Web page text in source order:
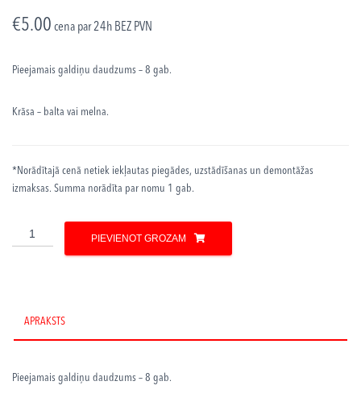
€5.00 cena par 24h BEZ PVN
Pieejamais galdiņu daudzums – 8 gab.
Krāsa – balta vai melna.
*Norādītajā cenā netiek iekļautas piegādes, uzstādīšanas un demontāžas
izmaksas. Summa norādīta par nomu 1 gab.
Galdiņi
daudzums
PIEVIENOT GROZAM
APRAKSTS
Pieejamais galdiņu daudzums – 8 gab.